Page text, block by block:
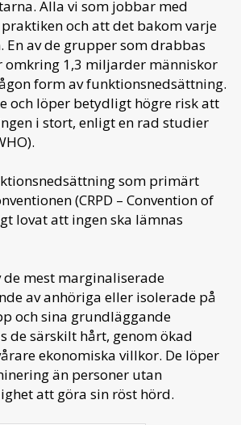
Alla vi som jobbar med
och att det bakom varje
av de grupper som drabbas
omkring 1,3 miljarder människor
form av funktionsnedsättning.
och löper betydligt högre risk att
i stort, enligt en rad studier
som primärt
(CRPD – Convention of
lovat att ingen ska lämnas
mest marginaliserade
av anhöriga eller isolerade på
och sina grundläggande
särskilt hårt, genom ökad
ekonomiska villkor. De löper
än personer utan
att göra sin röst hörd.